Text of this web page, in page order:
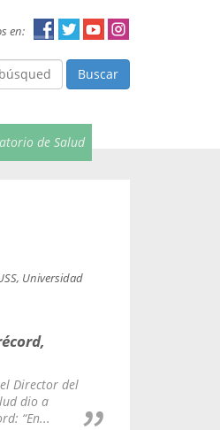
en:
Buscar
de Salud
Universidad
Director del
dio a
“En...